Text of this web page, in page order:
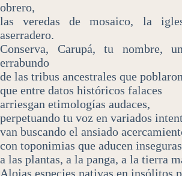
obrero,
las veredas de mosaico, la
aserradero.
Conserva, Carupá, tu nombre,
errabundo
de las tribus ancestrales que
que entre datos históricos falaces
arriesgan etimologías audaces,
perpetuando tu voz en variados
van buscando el ansiado
con toponimias que aducen inseguras
a las plantas, a la panga, a la tierra
Alojas especies nativas en insólitos